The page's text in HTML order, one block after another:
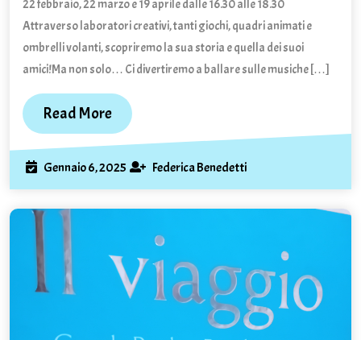
22 febbraio, 22 marzo e 19 aprile dalle 16.30 alle 18.30
Attraverso laboratori creativi, tanti giochi, quadri animati e
ombrelli volanti, scopriremo la sua storia e quella dei suoi
amici!Ma non solo… Ci divertiremo a ballare sulle musiche […]
Read MoreRead
More
Gennaio 6, 2025 Gennaio
6,
2025
Federica BenedettiFederica
Benedetti